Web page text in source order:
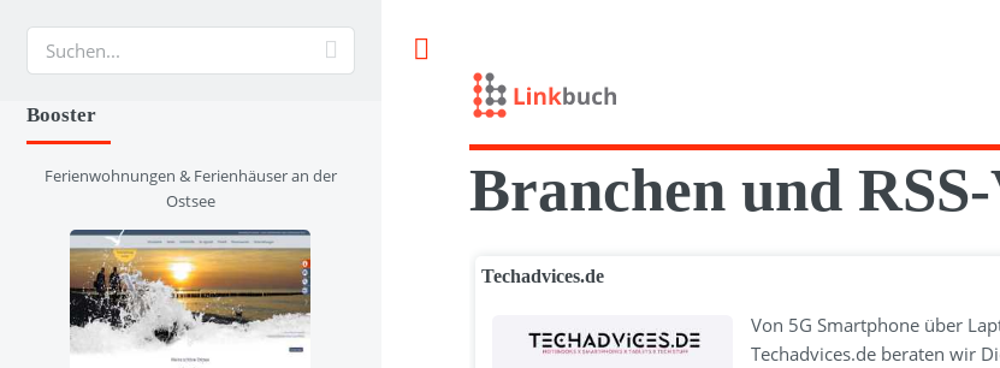
Branchen und
Techadvices.de
Von 5G Smartphone über
Techadvices.de beraten wir
Booster
Ferienwohnungen & Ferienhäuser an der
Ostsee